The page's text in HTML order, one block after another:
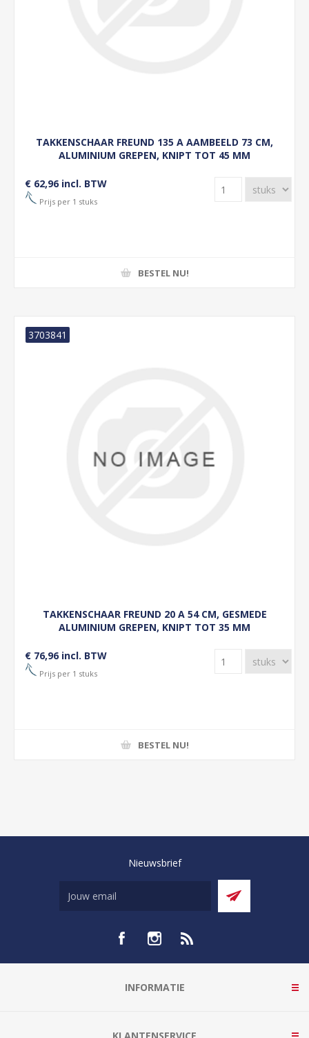
TAKKENSCHAAR FREUND 135 A AAMBEELD 73 CM,
ALUMINIUM GREPEN, KNIPT TOT 45 MM
€ 62,96 incl. BTW
Prijs per 1 stuks
BESTEL NU!
TAKKENSCHAAR FREUND 20 A 54 CM, GESMEDE
ALUMINIUM GREPEN, KNIPT TOT 35 MM
3703841
€ 76,96 incl. BTW
Prijs per 1 stuks
BESTEL NU!
Nieuwsbrief
INFORMATIE